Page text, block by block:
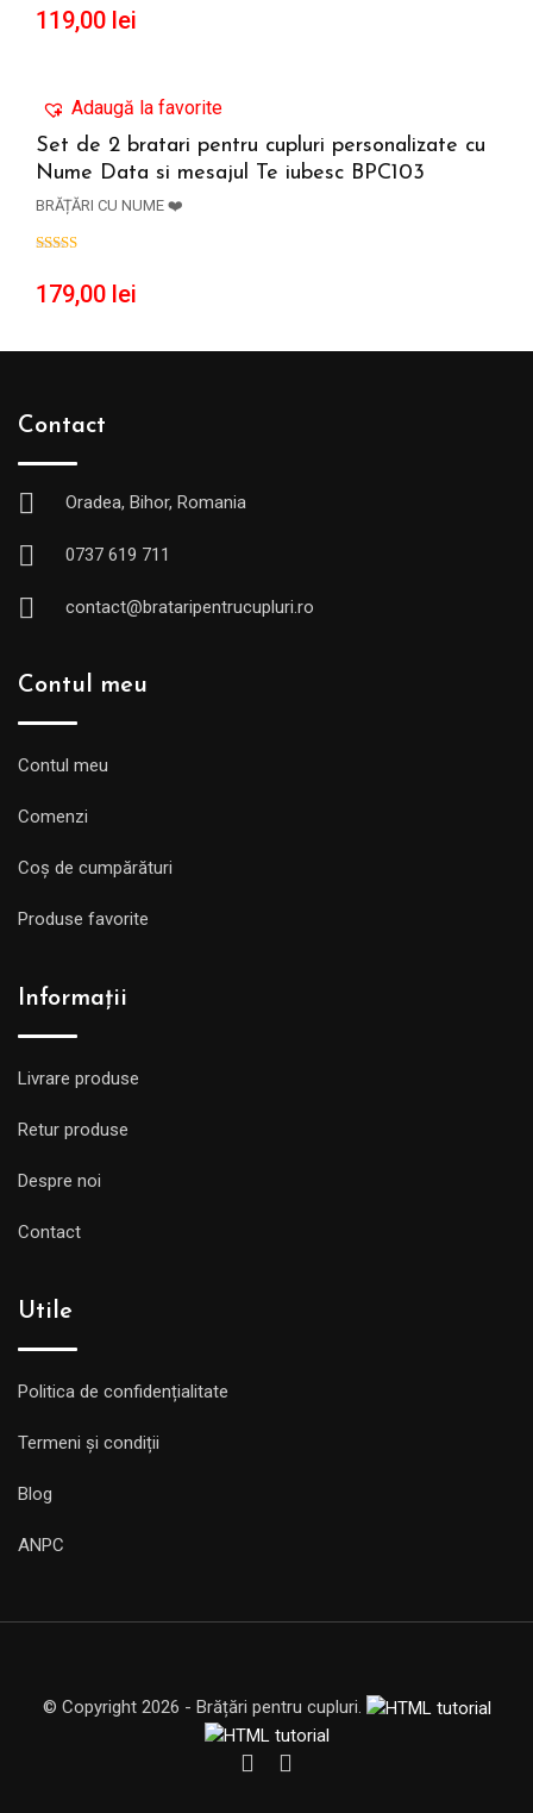
119,00 lei
Adaugă la favorite
Set de 2 bratari pentru cupluri personalizate cu
Nume Data si mesajul Te iubesc BPC103
BRĂȚĂRI CU NUME ❤️
179,00 lei
Contact
Oradea, Bihor, Romania
0737 619 711
contact@brataripentrucupluri.ro
Contul meu
Contul meu
Comenzi
Coș de cumpărături
Produse favorite
Informații
Livrare produse
Retur produse
Despre noi
Contact
Utile
Politica de confidențialitate
Termeni și condiții
Blog
ANPC
© Copyright 2026 - Brățări pentru cupluri.